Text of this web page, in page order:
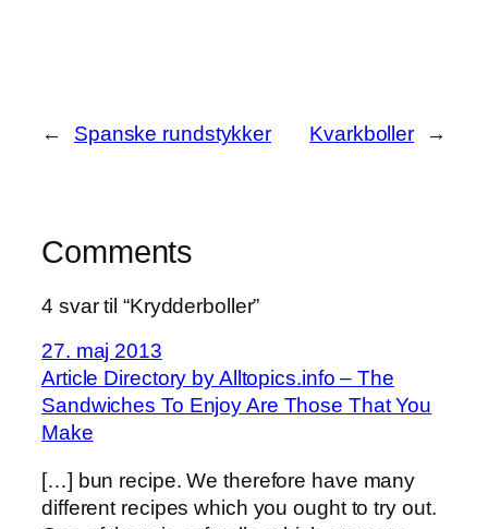
← Spanske rundstykker Kvarkboller →
Comments
4 svar til “Krydderboller”
27. maj 2013
Article Directory by Alltopics.info – The
Sandwiches To Enjoy Are Those That You
Make
[…] bun recipe. We therefore have many
different recipes which you ought to try out.